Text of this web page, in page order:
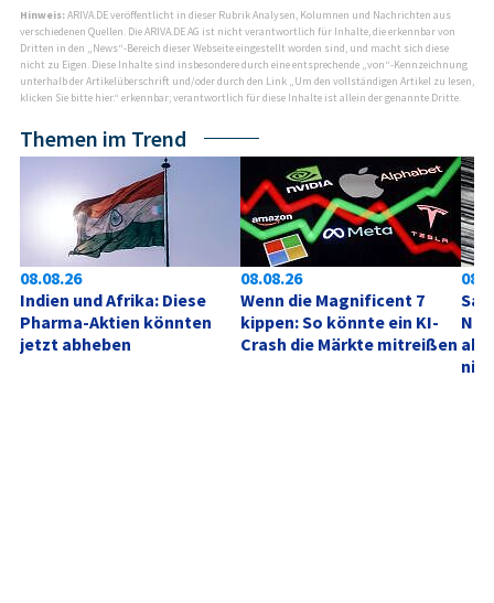
Hinweis:ARIVA.DE veröffentlicht in dieser Rubrik Analysen, Kolumnen und Nachrichten aus
verschiedenen Quellen. Die ARIVA.DE AG ist nicht verantwortlich für Inhalte, die erkennbar von
Dritten in den „News“-Bereich dieser Webseite eingestellt worden sind, und macht sich diese
nicht zu Eigen. Diese Inhalte sind insbesondere durch eine entsprechende „von“-Kennzeichnung
unterhalb der Artikelüberschrift und/oder durch den Link „Um den vollständigen Artikel zu lesen,
klicken Sie bitte hier.“ erkennbar; verantwortlich für diese Inhalte ist allein der genannte Dritte.
Themen im Trend
08.08.26
Indien und Afrika: Diese
Pharma-Aktien könnten
jetzt abheben
08.08.26
Wenn die Magnificent 7
kippen: So könnte ein KI-
Crash die Märkte mitreißen